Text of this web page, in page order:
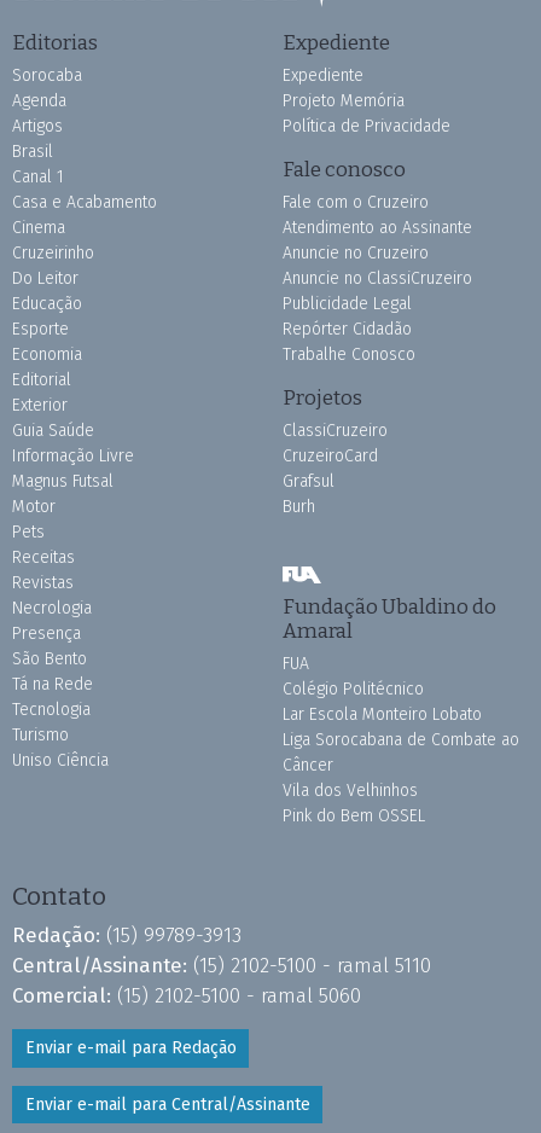
Editorias
Sorocaba
Agenda
Artigos
Brasil
Canal 1
Casa e Acabamento
Cinema
Cruzeirinho
Do Leitor
Educação
Esporte
Economia
Editorial
Exterior
Guia Saúde
Informação Livre
Magnus Futsal
Motor
Pets
Receitas
Revistas
Necrologia
Presença
São Bento
Tá na Rede
Tecnologia
Turismo
Uniso Ciência
Expediente
Expediente
Projeto Memória
Política de Privacidade
Fale conosco
Fale com o Cruzeiro
Atendimento ao Assinante
Anuncie no Cruzeiro
Anuncie no ClassiCruzeiro
Publicidade Legal
Repórter Cidadão
Trabalhe Conosco
Projetos
ClassiCruzeiro
CruzeiroCard
Grafsul
Burh
Fundação Ubaldino do
Amaral
FUA
Colégio Politécnico
Lar Escola Monteiro Lobato
Liga Sorocabana de Combate ao
Câncer
Vila dos Velhinhos
Pink do Bem OSSEL
Contato
Redação: (15) 99789-3913
Central/Assinante: (15) 2102-5100 - ramal 5110
Comercial: (15) 2102-5100 - ramal 5060
Enviar e-mail para Redação
Enviar e-mail para Central/Assinante